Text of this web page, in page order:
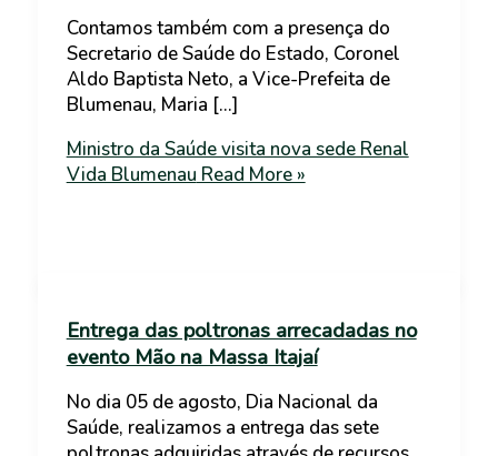
Contamos também com a presença do
Secretario de Saúde do Estado, Coronel
Aldo Baptista Neto, a Vice-Prefeita de
Blumenau, Maria […]
Ministro da Saúde visita nova sede Renal
Vida Blumenau Read More »
Entrega das poltronas arrecadadas no
evento Mão na Massa Itajaí
No dia 05 de agosto, Dia Nacional da
Saúde, realizamos a entrega das sete